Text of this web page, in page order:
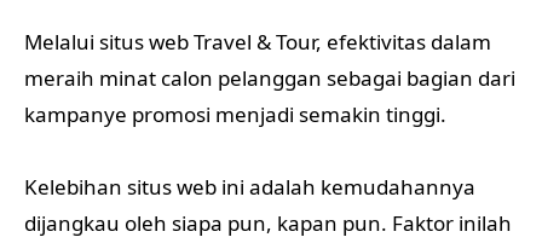
Melalui situs web Travel & Tour, efektivitas dalam
meraih minat calon pelanggan sebagai bagian dari
kampanye promosi menjadi semakin tinggi.
Kelebihan situs web ini adalah kemudahannya
dijangkau oleh siapa pun, kapan pun. Faktor inilah